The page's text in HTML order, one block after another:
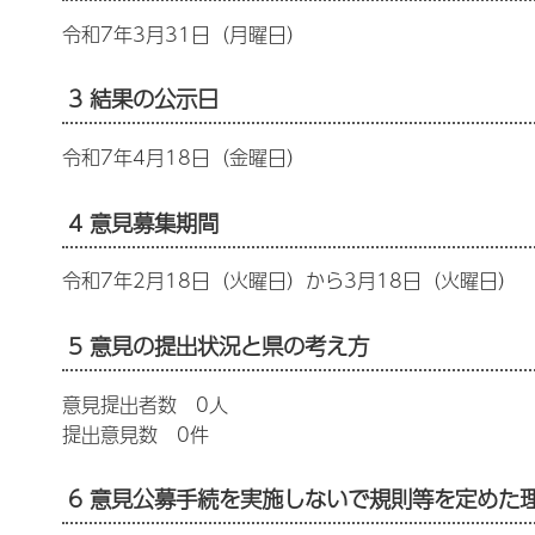
令和7年3月31日（月曜日）
3 結果の公示日
令和7年4月18日（金曜日）
4 意見募集期間
令和7年2月18日（火曜日）から3月18日（火曜日）
5 意見の提出状況と県の考え方
意見提出者数 0人
提出意見数 0件
6 意見公募手続を実施しないで規則等を定めた